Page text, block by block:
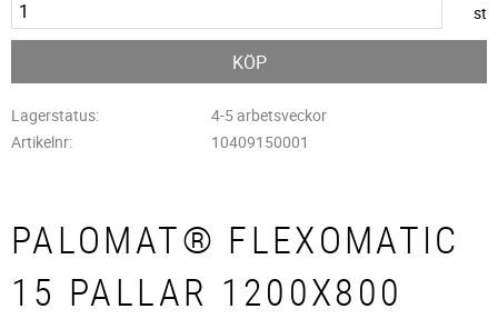
st
KÖP
Lagerstatus
4-5 arbetsveckor
Artikelnr
10409150001
PALOMAT® FLEXOMATIC
15 PALLAR 1200X800